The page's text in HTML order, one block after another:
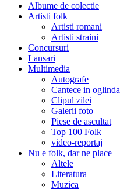
Albume de colectie
Artisti folk
Artisti romani
Artisti straini
Concursuri
Lansari
Multimedia
Autografe
Cantece in oglinda
Clipul zilei
Galerii foto
Piese de ascultat
Top 100 Folk
video-reportaj
Nu e folk, dar ne place
Altele
Literatura
Muzica